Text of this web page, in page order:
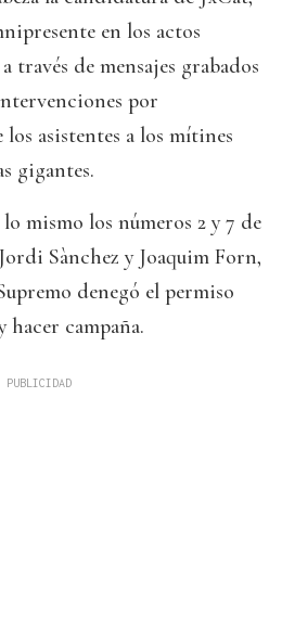
en los actos
través de mensajes grabados
por
asistentes a los mítines
gigantes.
mismo los números 2 y 7 de
Sànchez y Joaquim Forn,
denegó el permiso
campaña.